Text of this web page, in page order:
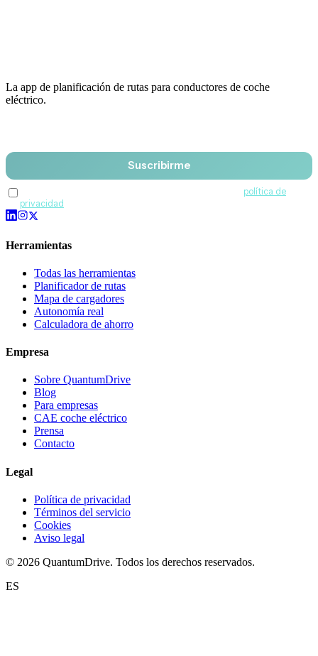
La app de planificación de rutas para conductores de coche
eléctrico.
Suscribirme
política de
privacidad
Herramientas
Todas las herramientas
Planificador de rutas
Mapa de cargadores
Autonomía real
Calculadora de ahorro
Empresa
Sobre QuantumDrive
Blog
Para empresas
CAE coche eléctrico
Prensa
Contacto
Legal
Política de privacidad
Términos del servicio
Cookies
Aviso legal
© 2026 QuantumDrive. Todos los derechos reservados.
ES